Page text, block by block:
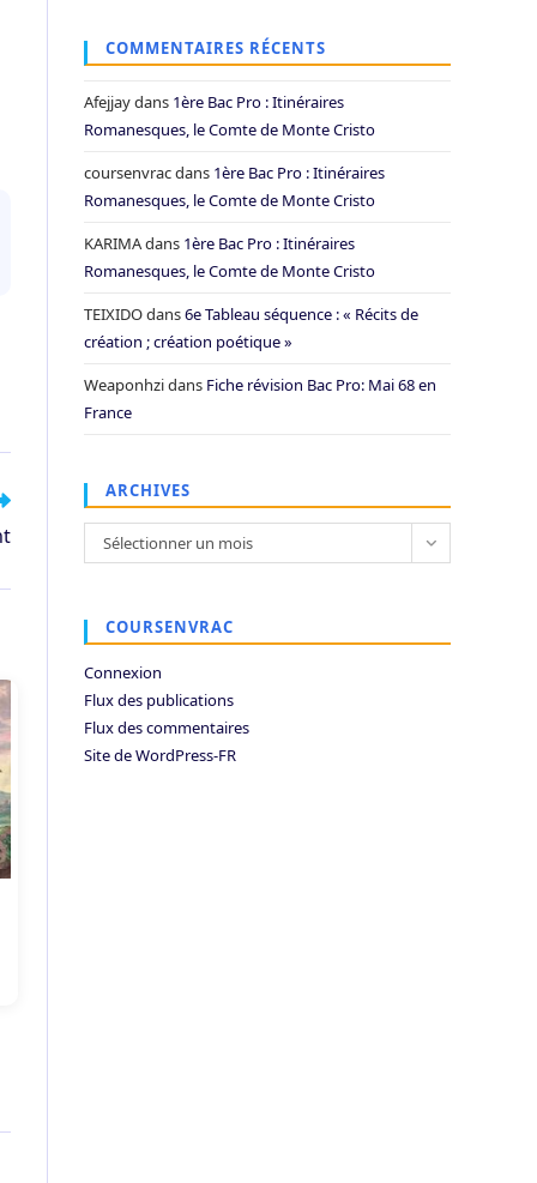
COMMENTAIRES RÉCENTS
Afejjaydans 1ère Bac Pro : Itinéraires
Romanesques, le Comte de Monte Cristo
coursenvracdans 1ère Bac Pro : Itinéraires
Romanesques, le Comte de Monte Cristo
KARIMAdans 1ère Bac Pro : Itinéraires
Romanesques, le Comte de Monte Cristo
TEIXIDOdans6e Tableau séquence : « Récits de
création ; création poétique »
Weaponhzidans Fiche révision Bac Pro: Mai 68 en
France
ARCHIVES
Archives
Sélectionner un mois
COURSENVRAC
Connexion
Flux des publications
Flux des commentaires
Site de WordPress-FR